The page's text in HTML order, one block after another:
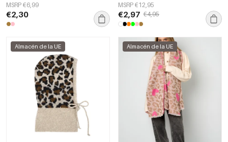
MSRP €6,99
€2,30
MSRP €12,95
€2,97 €4,95
Almacén de la UE Almacén de la UE